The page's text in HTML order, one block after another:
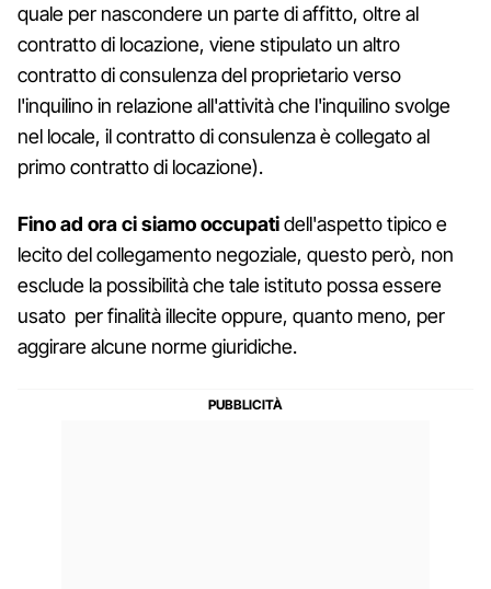
quale per nascondere un parte di affitto, oltre al
contratto di locazione, viene stipulato un altro
contratto di consulenza del proprietario verso
l'inquilino in relazione all'attività che l'inquilino svolge
nel locale, il contratto di consulenza è collegato al
primo contratto di locazione).
Fino ad ora ci siamo occupatidell'aspetto tipico e
lecito del collegamento negoziale, questo però, non
esclude la possibilità che tale istituto possa essere
usato per finalità illecite oppure, quanto meno, per
aggirare alcune norme giuridiche.